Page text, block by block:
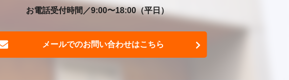
お電話受付時間／9:00〜18:00（平日）
メールでのお問い合わせはこちら